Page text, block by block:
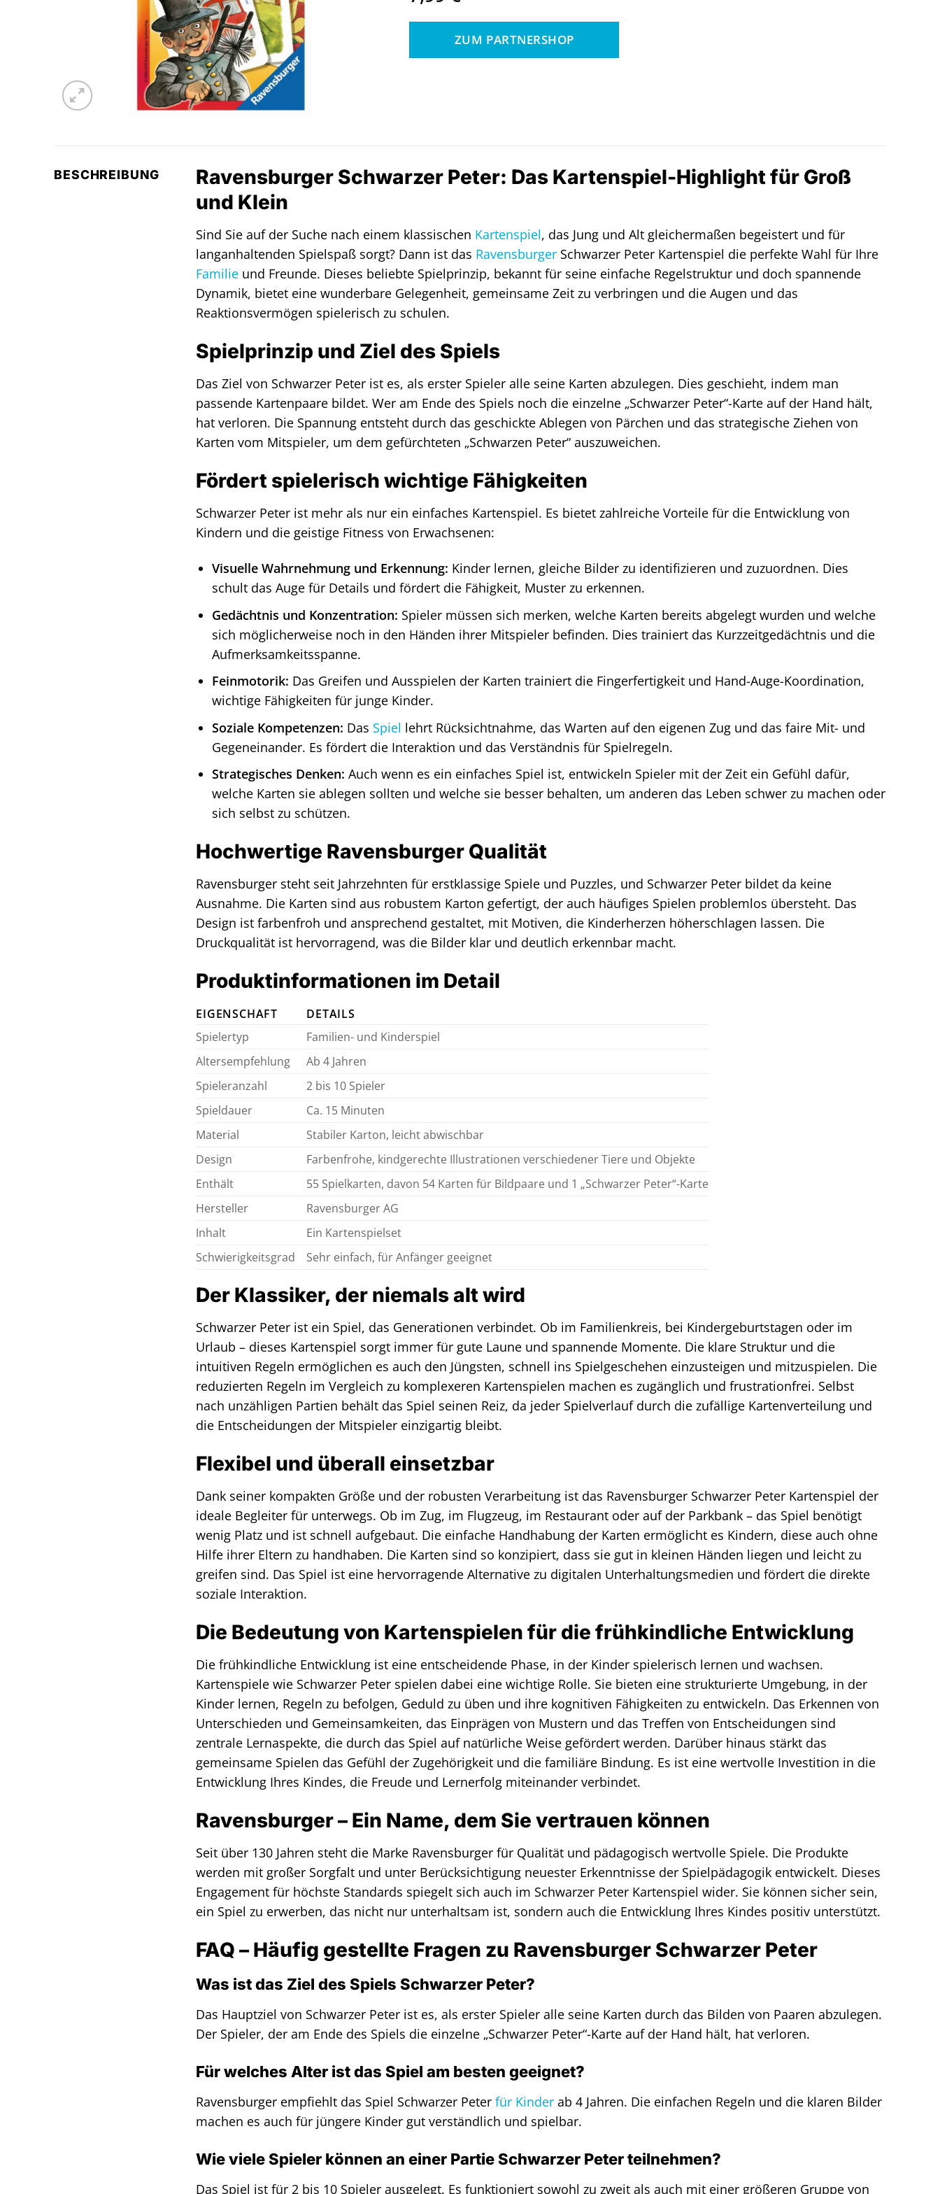
ZUM PARTNERSHOP
BESCHREIBUNG
Ravensburger Schwarzer Peter: Das Kartenspiel-Highlight für Groß
und Klein
Sind Sie auf der Suche nach einem klassischen Kartenspiel, das Jung und Alt gleichermaßen begeistert und für
langanhaltenden Spielspaß sorgt? Dann ist das Ravensburger Schwarzer Peter Kartenspiel die perfekte Wahl für Ihre
Familie und Freunde. Dieses beliebte Spielprinzip, bekannt für seine einfache Regelstruktur und doch spannende
Dynamik, bietet eine wunderbare Gelegenheit, gemeinsame Zeit zu verbringen und die Augen und das
Reaktionsvermögen spielerisch zu schulen.
Spielprinzip und Ziel des Spiels
Das Ziel von Schwarzer Peter ist es, als erster Spieler alle seine Karten abzulegen. Dies geschieht, indem man
passende Kartenpaare bildet. Wer am Ende des Spiels noch die einzelne „Schwarzer Peter“-Karte auf der Hand hält,
hat verloren. Die Spannung entsteht durch das geschickte Ablegen von Pärchen und das strategische Ziehen von
Karten vom Mitspieler, um dem gefürchteten „Schwarzen Peter“ auszuweichen.
Fördert spielerisch wichtige Fähigkeiten
Schwarzer Peter ist mehr als nur ein einfaches Kartenspiel. Es bietet zahlreiche Vorteile für die Entwicklung von
Kindern und die geistige Fitness von Erwachsenen:
Visuelle Wahrnehmung und Erkennung: Kinder lernen, gleiche Bilder zu identifizieren und zuzuordnen. Dies
schult das Auge für Details und fördert die Fähigkeit, Muster zu erkennen.
Gedächtnis und Konzentration: Spieler müssen sich merken, welche Karten bereits abgelegt wurden und welche
sich möglicherweise noch in den Händen ihrer Mitspieler befinden. Dies trainiert das Kurzzeitgedächtnis und die
Aufmerksamkeitsspanne.
Feinmotorik: Das Greifen und Ausspielen der Karten trainiert die Fingerfertigkeit und Hand-Auge-Koordination,
wichtige Fähigkeiten für junge Kinder.
Soziale Kompetenzen: Das Spiel lehrt Rücksichtnahme, das Warten auf den eigenen Zug und das faire Mit- und
Gegeneinander. Es fördert die Interaktion und das Verständnis für Spielregeln.
Strategisches Denken: Auch wenn es ein einfaches Spiel ist, entwickeln Spieler mit der Zeit ein Gefühl dafür,
welche Karten sie ablegen sollten und welche sie besser behalten, um anderen das Leben schwer zu machen oder
sich selbst zu schützen.
Hochwertige Ravensburger Qualität
Ravensburger steht seit Jahrzehnten für erstklassige Spiele und Puzzles, und Schwarzer Peter bildet da keine
Ausnahme. Die Karten sind aus robustem Karton gefertigt, der auch häufiges Spielen problemlos übersteht. Das
Design ist farbenfroh und ansprechend gestaltet, mit Motiven, die Kinderherzen höherschlagen lassen. Die
Druckqualität ist hervorragend, was die Bilder klar und deutlich erkennbar macht.
Produktinformationen im Detail
EIGENSCHAFT
DETAILS
Spielertyp
Familien- und Kinderspiel
Altersempfehlung
Ab 4 Jahren
Spieleranzahl
2 bis 10 Spieler
Spieldauer
Ca. 15 Minuten
Material
Stabiler Karton, leicht abwischbar
Design
Farbenfrohe, kindgerechte Illustrationen verschiedener Tiere und Objekte
Enthält
55 Spielkarten, davon 54 Karten für Bildpaare und 1 „Schwarzer Peter“-Karte
Hersteller
Ravensburger AG
Inhalt
Ein Kartenspielset
Schwierigkeitsgrad
Sehr einfach, für Anfänger geeignet
Der Klassiker, der niemals alt wird
Schwarzer Peter ist ein Spiel, das Generationen verbindet. Ob im Familienkreis, bei Kindergeburtstagen oder im
Urlaub – dieses Kartenspiel sorgt immer für gute Laune und spannende Momente. Die klare Struktur und die
intuitiven Regeln ermöglichen es auch den Jüngsten, schnell ins Spielgeschehen einzusteigen und mitzuspielen. Die
reduzierten Regeln im Vergleich zu komplexeren Kartenspielen machen es zugänglich und frustrationfrei. Selbst
nach unzähligen Partien behält das Spiel seinen Reiz, da jeder Spielverlauf durch die zufällige Kartenverteilung und
die Entscheidungen der Mitspieler einzigartig bleibt.
Flexibel und überall einsetzbar
Dank seiner kompakten Größe und der robusten Verarbeitung ist das Ravensburger Schwarzer Peter Kartenspiel der
ideale Begleiter für unterwegs. Ob im Zug, im Flugzeug, im Restaurant oder auf der Parkbank – das Spiel benötigt
wenig Platz und ist schnell aufgebaut. Die einfache Handhabung der Karten ermöglicht es Kindern, diese auch ohne
Hilfe ihrer Eltern zu handhaben. Die Karten sind so konzipiert, dass sie gut in kleinen Händen liegen und leicht zu
greifen sind. Das Spiel ist eine hervorragende Alternative zu digitalen Unterhaltungsmedien und fördert die direkte
soziale Interaktion.
Die Bedeutung von Kartenspielen für die frühkindliche Entwicklung
Die frühkindliche Entwicklung ist eine entscheidende Phase, in der Kinder spielerisch lernen und wachsen.
Kartenspiele wie Schwarzer Peter spielen dabei eine wichtige Rolle. Sie bieten eine strukturierte Umgebung, in der
Kinder lernen, Regeln zu befolgen, Geduld zu üben und ihre kognitiven Fähigkeiten zu entwickeln. Das Erkennen von
Unterschieden und Gemeinsamkeiten, das Einprägen von Mustern und das Treffen von Entscheidungen sind
zentrale Lernaspekte, die durch das Spiel auf natürliche Weise gefördert werden. Darüber hinaus stärkt das
gemeinsame Spielen das Gefühl der Zugehörigkeit und die familiäre Bindung. Es ist eine wertvolle Investition in die
Entwicklung Ihres Kindes, die Freude und Lernerfolg miteinander verbindet.
Ravensburger – Ein Name, dem Sie vertrauen können
Seit über 130 Jahren steht die Marke Ravensburger für Qualität und pädagogisch wertvolle Spiele. Die Produkte
werden mit großer Sorgfalt und unter Berücksichtigung neuester Erkenntnisse der Spielpädagogik entwickelt. Dieses
Engagement für höchste Standards spiegelt sich auch im Schwarzer Peter Kartenspiel wider. Sie können sicher sein,
ein Spiel zu erwerben, das nicht nur unterhaltsam ist, sondern auch die Entwicklung Ihres Kindes positiv unterstützt.
FAQ – Häufig gestellte Fragen zu Ravensburger Schwarzer Peter
Was ist das Ziel des Spiels Schwarzer Peter?
Das Hauptziel von Schwarzer Peter ist es, als erster Spieler alle seine Karten durch das Bilden von Paaren abzulegen.
Der Spieler, der am Ende des Spiels die einzelne „Schwarzer Peter“-Karte auf der Hand hält, hat verloren.
Für welches Alter ist das Spiel am besten geeignet?
Ravensburger empfiehlt das Spiel Schwarzer Peterfür Kinder ab 4 Jahren. Die einfachen Regeln und die klaren Bilder
machen es auch für jüngere Kinder gut verständlich und spielbar.
Wie viele Spieler können an einer Partie Schwarzer Peter teilnehmen?
Das Spiel ist für 2 bis 10 Spieler ausgelegt. Es funktioniert sowohl zu zweit als auch mit einer größeren Gruppe von